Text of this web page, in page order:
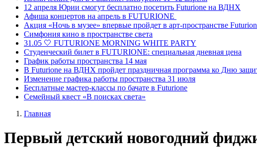
12 апреля Юрии смогут бесплатно посетить Futurione на ВДНХ
Афиша концертов на апрель в FUTURIONE
Акция «Ночь в музее» впервые пройдет в арт-пространстве
Симфония кино в пространстве света
31.05 🤍 FUTURIONE MORNING WHITE PARTY
Студенческий билет в FUTURIONE: специальная дневная цена
График работы пространства 14 мая
В Futurione на ВДНХ пройдет праздничная программа ко Дню
Изменение графика работы пространства 31 июля
Бесплатные мастер-классы по бачате в Futurione
Семейный квест «В поисках света»
Главная
Первый детский новогодний